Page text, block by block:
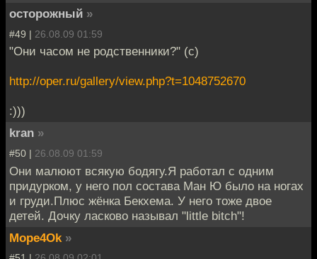
осторожный »
#49 | 26.08.09 01:59
"Они часом не родственники?" (с)
http://oper.ru/gallery/view.php?t=1048752670
:)))
kran »
#50 | 26.08.09 01:59
Они малюют всякую бодягу.Я работал с одним
придурком, у него пол состава Ман Ю было на ногах
и груди.Плюс жёнка Бекхема. У него тоже двое
детей. Дочку ласково называл "little bitch"!
Mope4Ok »